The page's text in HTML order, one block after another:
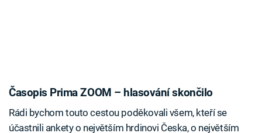
Časopis Prima ZOOM – hlasování skončilo
Rádi bychom touto cestou poděkovali všem, kteří se
účastnili ankety o největším hrdinovi Česka, o největším